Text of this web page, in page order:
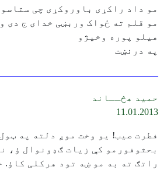
مو داد راکړی باوروکړی چی
مو قلم ته ځواک وربښی خدای ج دی
هیلو پوره وخیژو
په درنښت
حمید هڅــاند
11.01.2013
فطرت صیب! یو وخت موږ دلته په
بحثوفورمو کې زیات ګډونوال ؤ،
راتګ ته به مو ښه تود هرکلی کاؤ.